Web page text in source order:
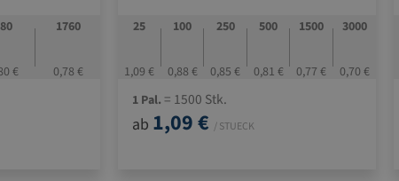
€
1760
0,78 €
25
1,09 €
100
0,88 €
250
0,85 €
500
0,81 €
1500
0,77 €
3000
0,70 €
1 Pal. = 1500 Stk.
ab 1,09 € / STUECK